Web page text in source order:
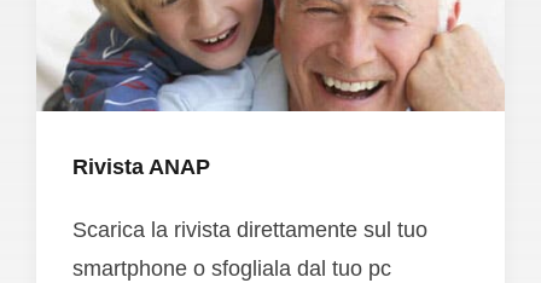
Rivista ANAP
Scarica la rivista direttamente sul tuo
smartphone o sfogliala dal tuo pc